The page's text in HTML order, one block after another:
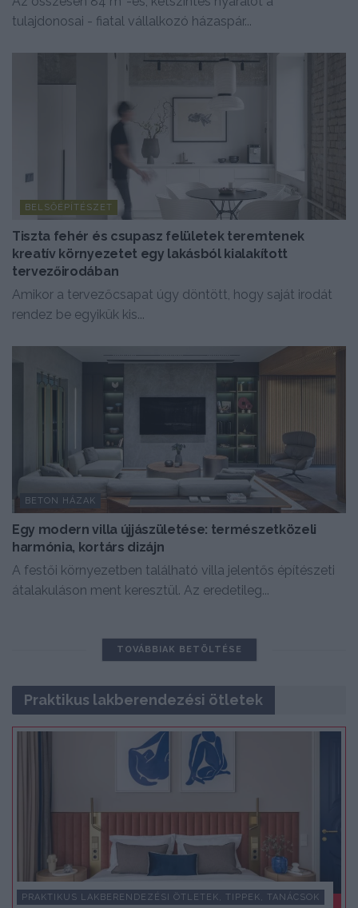
tulajdonosai - fiatal vállalkozó házaspár...
BELSŐÉPÍTÉSZET
Tiszta fehér és csupasz felületek teremtenek
kreatív környezetet egy lakásból kialakított
tervezőirodában
Amikor a tervezőcsapat úgy döntött, hogy saját irodát
rendez be egyikük kis...
BETON HÁZAK
Egy modern villa újjászületése: természetközeli
harmónia, kortárs dizájn
A festői környezetben található villa jelentős építészeti
átalakuláson ment keresztül. Az eredetileg...
TOVÁBBIAK BETÖLTÉSE
Praktikus lakberendezési ötletek
PRAKTIKUS LAKBERENDEZÉSI ÖTLETEK, TIPPEK, TANÁCSOK